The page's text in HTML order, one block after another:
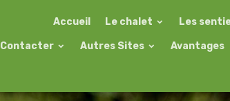
Accueil Le chalet Les
Contacter Autres Sites Avantages